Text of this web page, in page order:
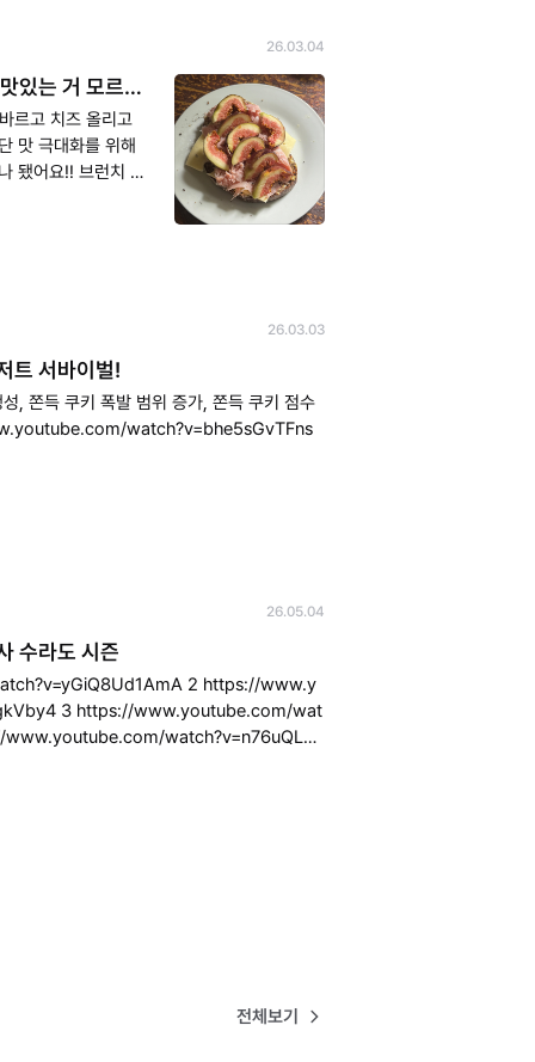
26.03.04
있는 거 모르는
르고 치즈 올리고
맛 극대화를 위해
26.03.03
트 서바이벌!
, 쫀득 쿠키 폭발 범위 증가, 쫀득 쿠키 점수
다. https://www.youtube.com/watch?v=bhe5sGvTFns
26.05.04
수라도 시즌
2 https://www.y
wat
전체보기